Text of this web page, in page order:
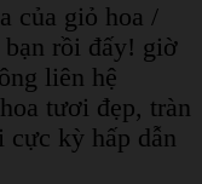
của giỏ hoa /
bạn rồi đấy! giờ
liên hệ
tươi đẹp, tràn
cực kỳ hấp dẫn